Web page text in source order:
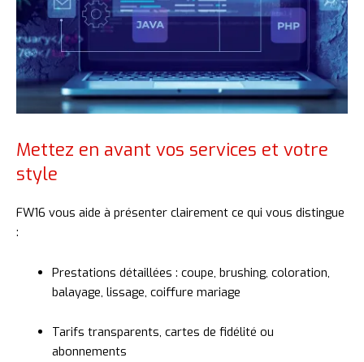
Mettez en avant vos services et votre
style
FW16 vous aide à présenter clairement ce qui vous distingue
:
Prestations détaillées : coupe, brushing, coloration,
balayage, lissage, coiffure mariage
Tarifs transparents, cartes de fidélité ou
abonnements